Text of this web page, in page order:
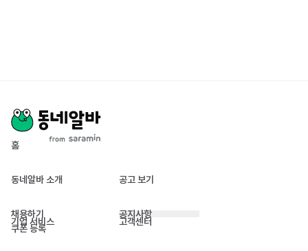
홈
동네알바 소개 공고 보기
채용하기
기업 서비스
쿠폰 등록
공지사항
고객센터